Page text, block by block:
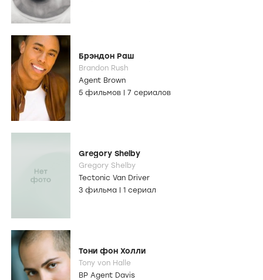
Брэндон Раш
Brandon Rush
Agent Brown
5 фильмов
7 сериалов
Gregory Shelby
Gregory Shelby
Tectonic Van Driver
3 фильма
1 сериал
Тони фон Холли
Tony von Halle
BP Agent Davis